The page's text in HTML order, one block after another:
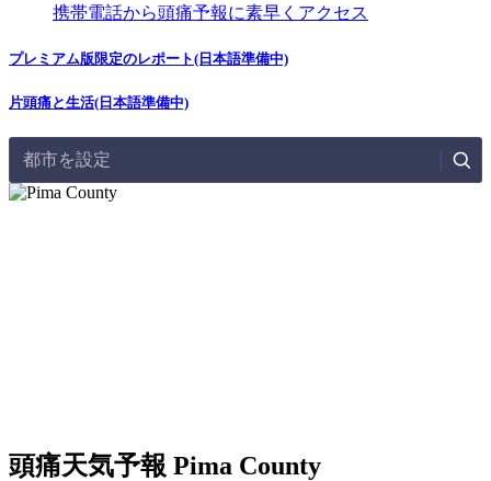
携帯電話から頭痛予報に素早くアクセス
プレミアム版限定のレポート(日本語準備中)
片頭痛と生活(日本語準備中)
都市を設定
頭痛天気予報 Pima County